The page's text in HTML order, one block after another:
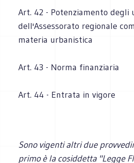
Art. 42 - Potenziamento
dell'Assessorato regionale
materia urbanistica
Art. 43 - Norma finanziaria
Art. 44 - Entrata in vigore
Sono vigenti altri due
primo è la cosiddetta "Legge